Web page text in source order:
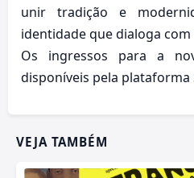
unir tradição e
identidade que dialoga
Os ingressos para a
disponíveis pela plataforma
VEJA TAMBÉM